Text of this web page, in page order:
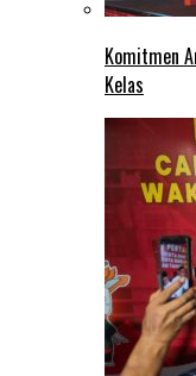
Komitmen
Kelas